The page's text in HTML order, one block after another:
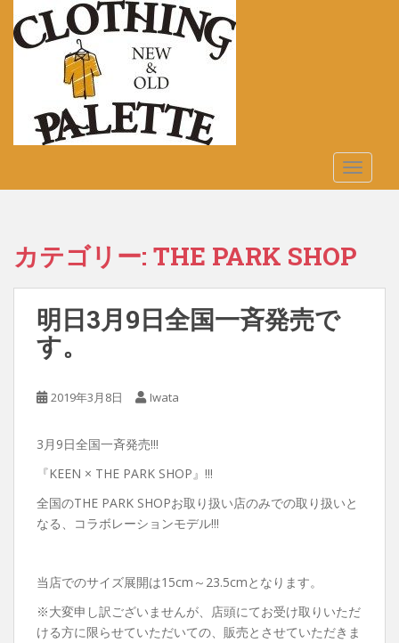
n
カテゴリー: THE PARK SHOP
明日3月9日全国一斉発売で
す。
2019年3月8日 Iwata
3月9日全国一斉発売!!!
『KEEN × THE PARK SHOP』!!!
全国のTHE PARK SHOPお取り扱い店のみでの取り扱いと
なる、コラボレーションモデル!!!
当店でのサイズ展開は15cm～23.5cmとなります。
※大変申し訳ございませんが、店頭にてお受け取りいただ
ける方に限らせていただいての、販売とさせていただきま